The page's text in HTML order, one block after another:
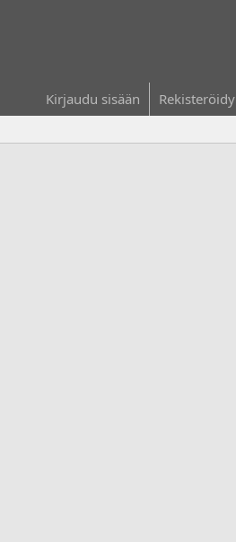
Kirjaudu sisään Rekisteröidy